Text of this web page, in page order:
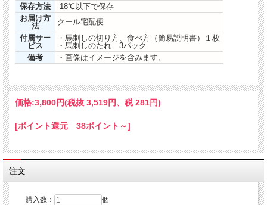
保存方法
-18℃以下で保存
お届け方
法
クール宅配便
付属サー
ビス
・馬刺しの切り方、食べ方（簡易説明書）１枚
・馬刺しのたれ 3パック
備考
・画像はイメージを含みます。
価格:3,800円(税抜 3,519円、税 281円)
[ポイント還元 38ポイント～]
注文
購入数： 個